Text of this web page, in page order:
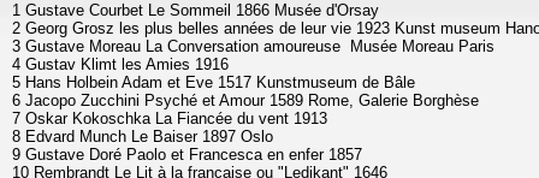
1 Gustave Courbet Le Sommeil 1866 Musée d'Orsay
2 Georg Grosz les plus belles années de leur vie 1923 Kunst museum
3 Gustave Moreau La Conversation amoureuse Musée Moreau Paris
4 Gustav Klimt les Amies 1916
5 Hans Holbein Adam et Eve 1517 Kunstmuseum de Bâle
6 Jacopo Zucchini Psyché et Amour 1589 Rome, Galerie Borghèse
7 Oskar Kokoschka La Fiancée du vent 1913
8 Edvard Munch Le Baiser 1897 Oslo
9 Gustave Doré Paolo et Francesca en enfer 1857
10 Rembrandt Le Lit à la française ou "Ledikant" 1646